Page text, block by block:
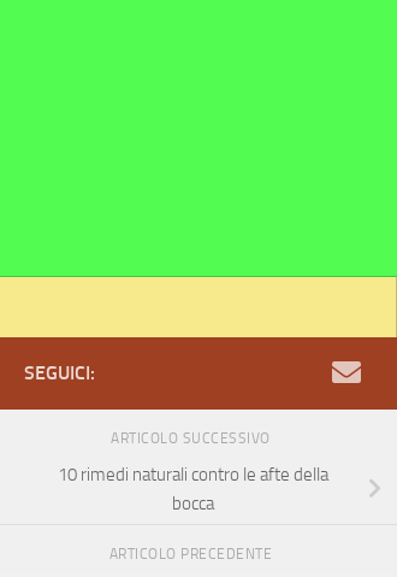
SEGUICI:
ARTICOLO SUCCESSIVO
10 rimedi naturali contro le afte della
bocca
ARTICOLO PRECEDENTE